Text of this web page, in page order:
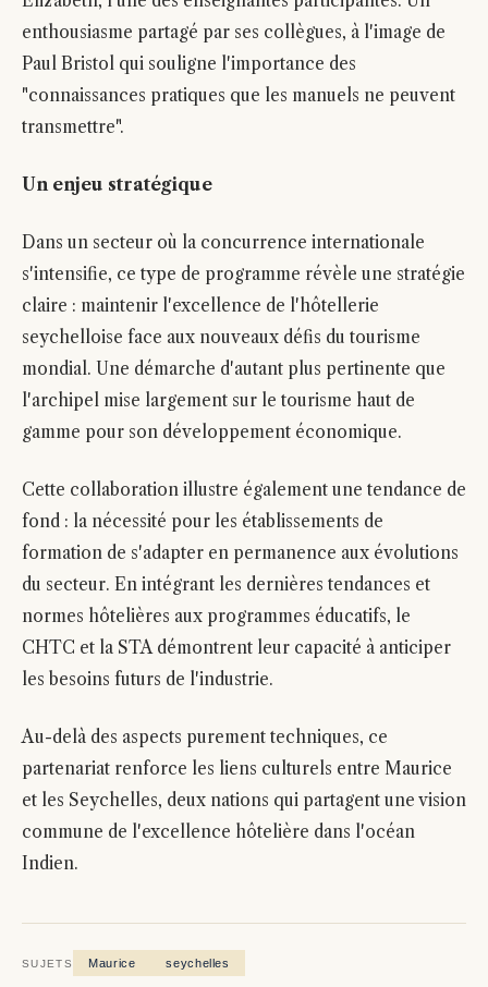
enthousiasme partagé par ses collègues, à l'image de
Paul Bristol qui souligne l'importance des
"connaissances pratiques que les manuels ne peuvent
transmettre".
Un enjeu stratégique
Dans un secteur où la concurrence internationale
s'intensifie, ce type de programme révèle une stratégie
claire : maintenir l'excellence de l'hôtellerie
seychelloise face aux nouveaux défis du tourisme
mondial. Une démarche d'autant plus pertinente que
l'archipel mise largement sur le tourisme haut de
gamme pour son développement économique.
Cette collaboration illustre également une tendance de
fond : la nécessité pour les établissements de
formation de s'adapter en permanence aux évolutions
du secteur. En intégrant les dernières tendances et
normes hôtelières aux programmes éducatifs, le
CHTC et la STA démontrent leur capacité à anticiper
les besoins futurs de l'industrie.
Au-delà des aspects purement techniques, ce
partenariat renforce les liens culturels entre Maurice
et les Seychelles, deux nations qui partagent une vision
commune de l'excellence hôtelière dans l'océan
Indien.
SUJETS Maurice seychelles